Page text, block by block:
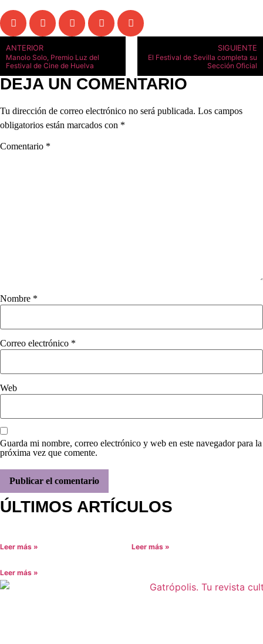
ANTERIOR
Manolo Solo, Premio Luz del
Festival de Cine de Huelva
SIGUIENTE
El Festival de Sevilla completa su
Sección Oficial
DEJA UN COMENTARIO
Tu dirección de correo electrónico no será publicada. Los campos
obligatorios están marcados con *
Comentario *
Nombre *
Correo electrónico *
Web
Guarda mi nombre, correo electrónico y web en este navegador para la
próxima vez que comente.
ÚLTIMOS ARTÍCULOS
Leer más » Leer más »
Leer más »